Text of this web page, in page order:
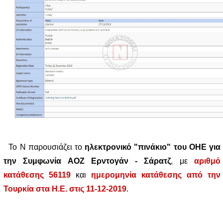
Το Ν παρουσιάζει το ηλεκτρονικό "πινάκιο" του ΟΗΕ για
την Συμφωνία ΑΟΖ Ερντογάν - Σάρατζ, μεαριθμό
κατάθεσης 56119 και ημερομηνία κατάθεσης από την
Τουρκία στα Η.Ε. στις 11-12-2019.